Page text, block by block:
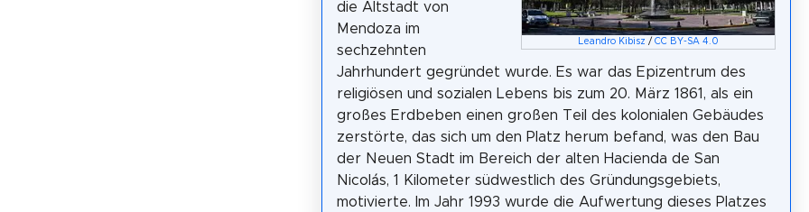
Leandro Kibisz /CC BY-SA 4.0
die Altstadt von
Mendoza im
sechzehnten
Jahrhundert gegründet wurde. Es war das Epizentrum des
religiösen und sozialen Lebens bis zum 20. März 1861, als ein
großes Erdbeben einen großen Teil des kolonialen Gebäudes
zerstörte, das sich um den Platz herum befand, was den Bau
der Neuen Stadt im Bereich der alten Hacienda de San
Nicolás, 1 Kilometer südwestlich des Gründungsgebiets,
motivierte. Im Jahr 1993 wurde die Aufwertung dieses Platzes